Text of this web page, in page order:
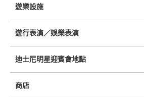
遊樂設施
遊行表演／娛樂表演
迪士尼明星迎賓會地點
商店